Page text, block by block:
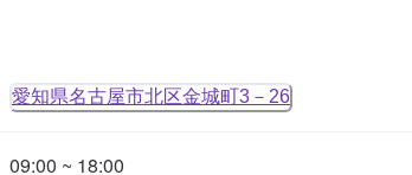
愛知県名古屋市北区金城町3－26
09:00 ~ 18:00